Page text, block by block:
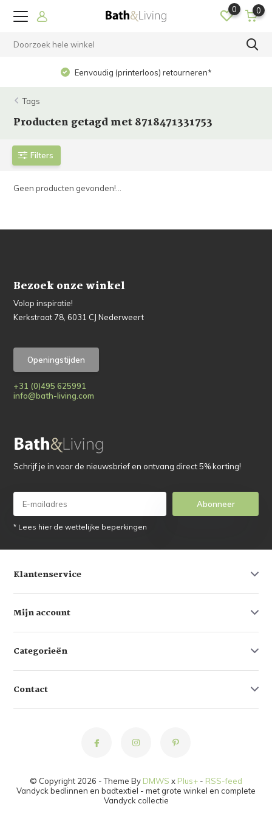
0 0
Eenvoudig (printerloos) retourneren*
Tags
Producten getagd met 8718471331753
Filters
Geen producten gevonden!...
Bezoek onze winkel
Volop inspiratie!
Kerkstraat 78, 6031 CJ Nederweert
Openingstijden
+31 (0)495 625991
info@bath-living.com
Schrijf je in voor de nieuwsbrief en ontvang direct 5% korting!
Abonneer
* Lees hier de wettelijke beperkingen
Klantenservice
Mijn account
Categorieën
Contact
© Copyright 2026 - Theme By DMWS x Plus+ - RSS-feed
Vandyck bedlinnen en badtextiel - met grote winkel en complete
Vandyck collectie